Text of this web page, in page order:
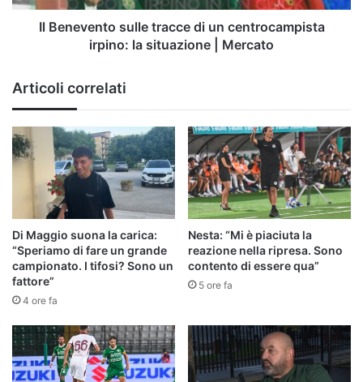
la
situazioneIl Benevento sulle tracce di un centrocampista
irpino: la situazione | Mercato
Articoli correlati
Di Maggio suona la carica:
“Speriamo di fare un grande
campionato. I tifosi? Sono un
fattore”
4 ore fa
Nesta: “Mi è piaciuta la
reazione nella ripresa. Sono
contento di essere qua”
5 ore fa